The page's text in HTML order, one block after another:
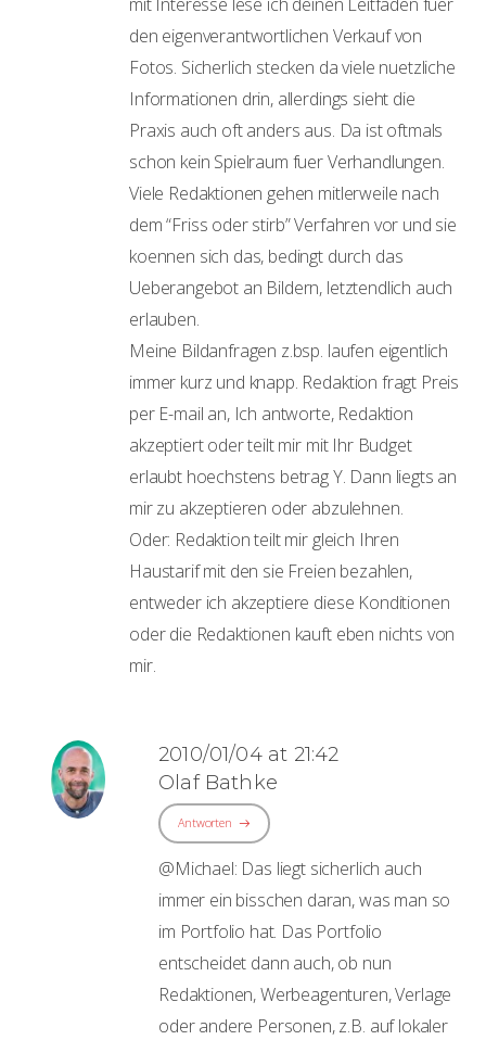
den eigenverantwortlichen Verkauf von
Fotos. Sicherlich stecken da viele nuetzliche
Informationen drin, allerdings sieht die
Praxis auch oft anders aus. Da ist oftmals
schon kein Spielraum fuer Verhandlungen.
Viele Redaktionen gehen mitlerweile nach
dem “Friss oder stirb” Verfahren vor und sie
koennen sich das, bedingt durch das
Ueberangebot an Bildern, letztendlich auch
erlauben.
Meine Bildanfragen z.bsp. laufen eigentlich
immer kurz und knapp. Redaktion fragt Preis
per E-mail an, Ich antworte, Redaktion
akzeptiert oder teilt mir mit Ihr Budget
erlaubt hoechstens betrag Y. Dann liegts an
mir zu akzeptieren oder abzulehnen.
Oder: Redaktion teilt mir gleich Ihren
Haustarif mit den sie Freien bezahlen,
entweder ich akzeptiere diese Konditionen
oder die Redaktionen kauft eben nichts von
mir.
2010/01/04 at 21:42
Olaf Bathke
Antworten
@Michael: Das liegt sicherlich auch
immer ein bisschen daran, was man so
im Portfolio hat. Das Portfolio
entscheidet dann auch, ob nun
Redaktionen, Werbeagenturen, Verlage
oder andere Personen, z.B. auf lokaler